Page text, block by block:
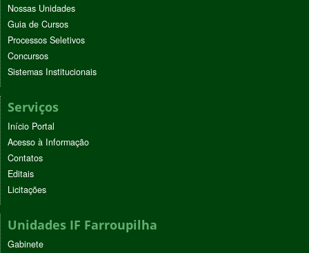
Nossas Unidades
Guia de Cursos
Processos Seletivos
Concursos
Sistemas Institucionais
Serviços
Início Portal
Acesso à Informação
Contatos
Editais
Licitações
Unidades IF Farroupilha
Gabinete